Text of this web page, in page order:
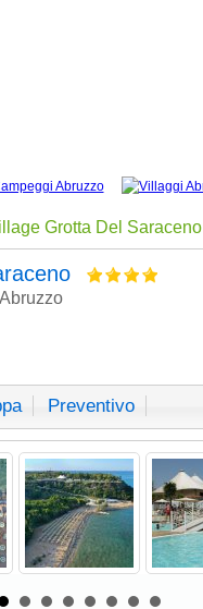
Grotta Del Saraceno
Preventivo